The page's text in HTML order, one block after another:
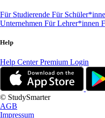
Für Studierende Für
Unternehmen Für Lehrer*innen
Help
Help CenterPremium Login
© StudySmarter
AGB
Impressum